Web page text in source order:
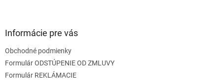
Informácie pre vás
Obchodné podmienky
Formulár ODSTÚPENIE OD ZMLUVY
Formulár REKLÁMACIE